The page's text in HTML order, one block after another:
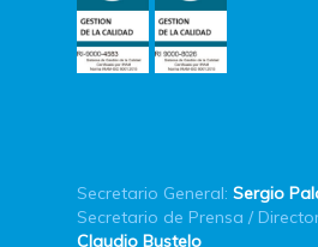
Secretario General: Sergio
Secretario de Prensa /
Claudio Bustelo